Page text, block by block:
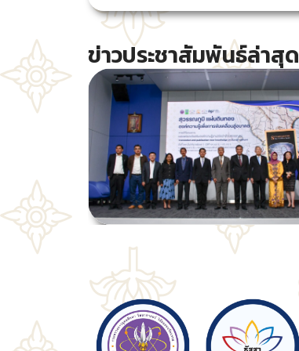
ข่าวประชาสัมพันธ์ล่าสุด